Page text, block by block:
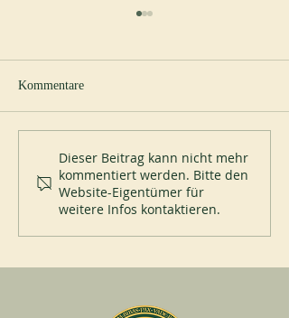
Studientag
Kommentare
Dieser Beitrag kann nicht mehr
kommentiert werden. Bitte den
Website-Eigentümer für
weitere Infos kontaktieren.